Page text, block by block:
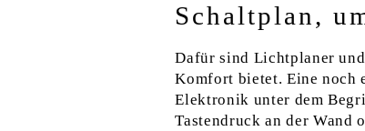
Schaltplan,
Dafür sind Lichtplaner
Komfort bietet. Eine noch
Elektronik unter dem
Tastendruck an der Wand